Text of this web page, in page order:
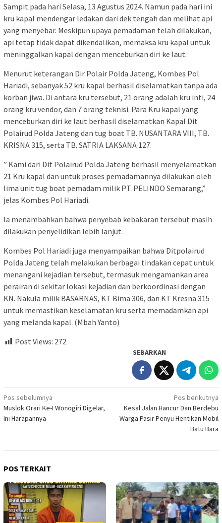
Sampit pada hari Selasa, 13 Agustus 2024. Namun pada hari ini
kru kapal mendengar ledakan dari dek tengah dan melihat api
yang menyebar. Meskipun upaya pemadaman telah dilakukan,
api tetap tidak dapat dikendalikan, memaksa kru kapal untuk
meninggalkan kapal dengan menceburkan diri ke laut.
Menurut keterangan Dir Polair Polda Jateng, Kombes Pol
Hariadi, sebanyak 52 kru kapal berhasil diselamatkan tanpa ada
korban jiwa. Di antara kru tersebut, 21 orang adalah kru inti, 24
orang kru vendor, dan 7 orang teknisi. Para Kru kapal yang
menceburkan diri ke laut berhasil diselamatkan Kapal Dit
Polairud Polda Jateng dan tug boat TB. NUSANTARA VIII, TB.
KRISNA 315, serta TB. SATRIA LAKSANA 127.
” Kami dari Dit Polairud Polda Jateng berhasil menyelamatkan
21 Kru kapal dan untuk proses pemadamannya dilakukan oleh
lima unit tug boat pemadam milik PT. PELINDO Semarang,”
jelas Kombes Pol Hariadi.
Ia menambahkan bahwa penyebab kebakaran tersebut masih
dilakukan penyelidikan lebih lanjut.
Kombes Pol Hariadi juga menyampaikan bahwa Ditpolairud
Polda Jateng telah melakukan berbagai tindakan cepat untuk
menangani kejadian tersebut, termasuk mengamankan area
perairan di sekitar lokasi kejadian dan berkoordinasi dengan
KN. Nakula milik BASARNAS, KT Bima 306, dan KT Kresna 315
untuk memastikan keselamatan kru serta memadamkan api
yang melanda kapal. (Mbah Yanto)
Post Views: 272
SEBARKAN
Navigasi
pos
Pos sebelumnya
Muslok Orari Ke-I Wonogiri Digelar,
Ini Harapannya
Pos berikutnya
Kesal Jalan Hancur Dan Berdebu
Warga Pasir Penyu Hentikan Mobil
Batu Bara
POS TERKAIT